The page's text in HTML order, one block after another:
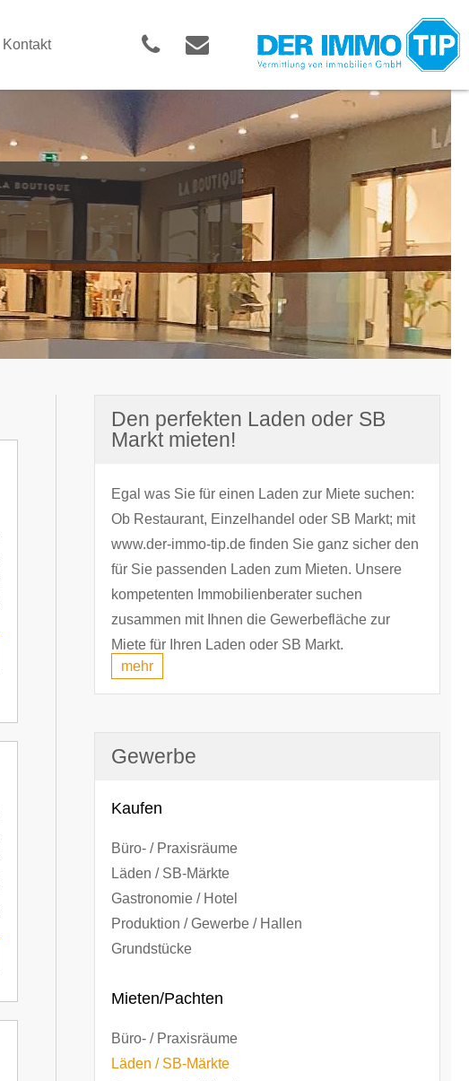
Kontakt
Den perfekten Laden oder SB
Markt mieten!
Egal was Sie für einen Laden zur Miete suchen:
Ob Restaurant, Einzelhandel oder SB Markt; mit
www.der-immo-tip.de finden Sie ganz sicher den
für Sie passenden Laden zum Mieten. Unsere
kompetenten Immobilienberater suchen
zusammen mit Ihnen die Gewerbefläche zur
Miete für Ihren Laden oder SB Markt.
mehr
Gewerbe
Kaufen
Büro- / Praxisräume
Läden / SB-Märkte
Gastronomie / Hotel
Produktion / Gewerbe / Hallen
Grundstücke
Mieten/Pachten
Büro- / Praxisräume
Läden / SB-Märkte